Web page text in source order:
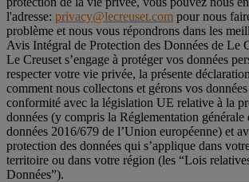
l'adresse: privacy@lecreuset.com pour nous
problème et nous vous répondrons dans les
Avis Intégral de Protection des Données de Le
Le Creuset s’engage à protéger vos données
respecter votre vie privée, la présente
comment nous collectons et gérons vos
conformité avec la législation UE relative à la
données (y compris la Réglementation générale
données 2016/679 de l’Union européenne) et
protection des données qui s’applique dans
territoire ou dans votre région (les “Lois
Données”).